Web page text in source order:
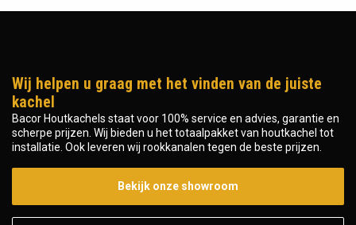
Wij helpen u graag met het vinden van de juiste
kachel
Bacor Houtkachels staat voor 100% service en advies, garantie en
scherpe prijzen. Wij bieden u het totaalpakket van houtkachel tot
installatie. Ook leveren wij rookkanalen tegen de beste prijzen.
Bekijk onze showroom